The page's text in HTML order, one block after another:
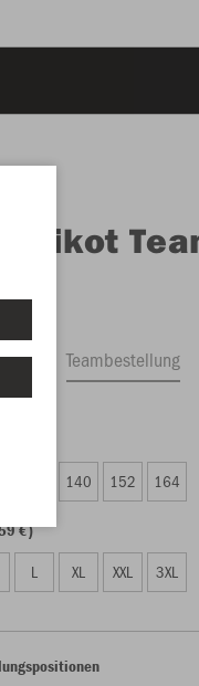
Trikot
Teambestellung
140 152 164
€)
L XL XXL 3XL